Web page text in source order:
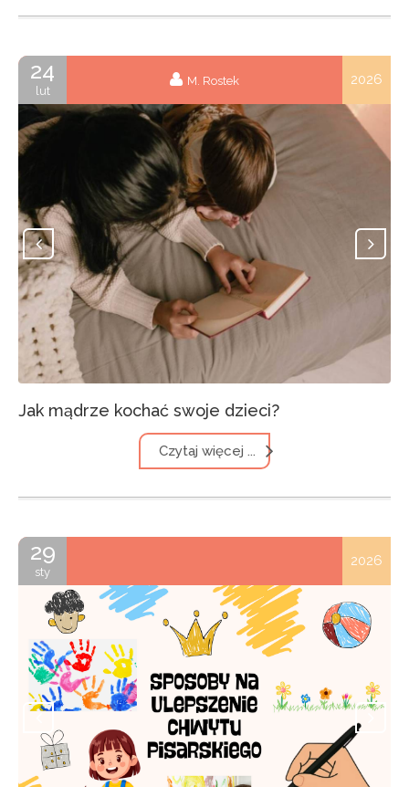
24
lut
M. Rostek 2026
Jak mądrze kochać swoje dzieci?
Czytaj więcej ...
29
sty
2026